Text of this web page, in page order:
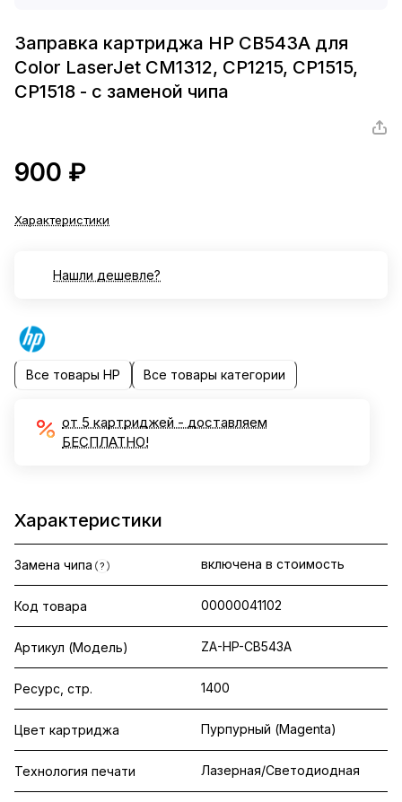
Заправка картриджа HP CB543A для
Color LaserJet CM1312, CP1215, CP1515,
CP1518 - с заменой чипа
900 ₽
Характеристики
Нашли дешевле?
Все товары HP Все товары категории
от 5 картриджей - доставляем
БЕСПЛАТНО!
Характеристики
Замена чипа ? включена в стоимость
Код товара 00000041102
Артикул (Модель) ZA-HP-CB543A
Ресурс, стр. 1400
Цвет картриджа Пурпурный (Magenta)
Технология печати Лазерная/Светодиодная